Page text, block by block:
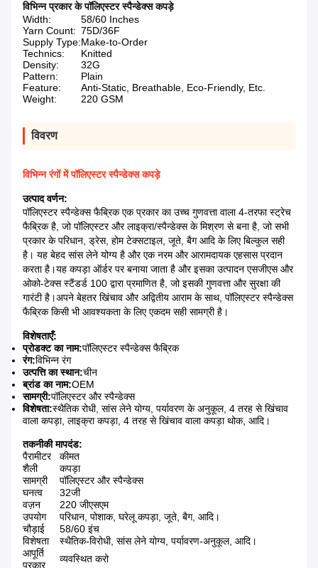
विभिन्न प्रकार के पॉलिएस्टर स्पैन्डेक्स कपड़े
Width:
58/60 Inches
Yarn Count: 75D/36F
Supply Type:Make-to-Order
Technics:
Knitted
Density:
32G
Pattern:
Plain
Feature:
Anti-Static, Breathable, Eco-Friendly, Etc.
Weight:
220 GSM
विवरण
विभिन्न रंगों में पॉलिएस्टर स्पैन्डेक्स कपड़े
उत्पाद वर्णन:
पॉलिएस्टर स्पैन्डेक्स फैब्रिक एक प्रकार का उच्च गुणवत्ता वाला 4-तरफा स्ट्रेच
फैब्रिक है, जो पॉलिएस्टर और लाइक्रा/स्पैन्डेक्स के मिश्रण से बना है, जो सभी
प्रकार के परिधान, ड्रेस, होम टेक्सटाइल, जूते, बैग आदि के लिए बिल्कुल सही
है। यह बेहद सांस लेने योग्य है और एक नरम और आरामदायक एहसास प्रदान
करता है।यह कपड़ा ऑर्डर पर बनाया जाता है और इसका उत्पादन एसजीएस और
ओको-टेक्स स्टैंडर्ड 100 द्वारा प्रमाणित है, जो इसकी गुणवत्ता और सुरक्षा की
गारंटी है।अपने बेहतर खिंचाव और अद्वितीय आराम के साथ, पॉलिएस्टर स्पैन्डेक्स
फैब्रिक किसी भी आवश्यकता के लिए एकदम सही सामग्री है।
विशेषताएँ:
प्रोडक्ट का नाम:पॉलिएस्टर स्पैन्डेक्स फैब्रिक
रंग:विभिन्न रंग
उत्पत्ति का स्थान:चीन
ब्रांड का नाम:OEM
सामग्री:पॉलिएस्टर और स्पैन्डेक्स
विशेषता:स्थैतिक रोधी, सांस लेने योग्य, पर्यावरण के अनुकूल, 4 तरह से खिंचाव
वाला कपड़ा, लाइक्रा कपड़ा, 4 तरह से खिंचाव वाला कपड़ा थोक, आदि।
तकनीकी मापदंड:
पैरामीटर
कीमत
शैली
कपड़ा
सामग्री
पॉलिएस्टर और स्पैन्डेक्स
घनत्व
32जी
वज़न
220 जीएसएम
उपयोग
परिधान, पोशाक, घरेलू कपड़ा, जूते, बैग, आदि।
चौड़ाई
58/60 इंच
विशेषता
स्थैतिक-विरोधी, सांस लेने योग्य, पर्यावरण-अनुकूल, आदि।
आपूर्ति
प्रकार
व्यवस्थित करो